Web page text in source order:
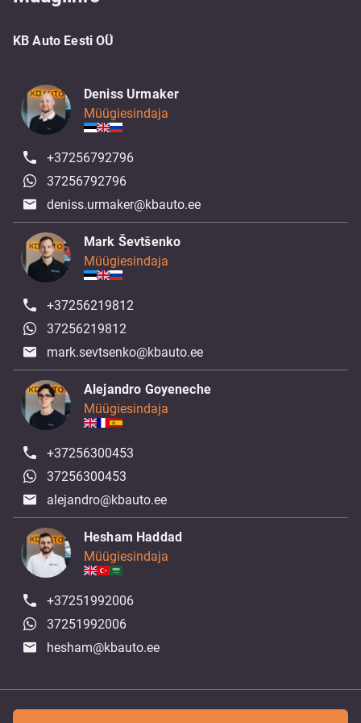
KB Auto Eesti OÜ
Deniss Urmaker
Müügiesindaja
+37256792796
37256792796
deniss.urmaker@kbauto.ee
Mark Ševtšenko
Müügiesindaja
+37256219812
37256219812
mark.sevtsenko@kbauto.ee
Alejandro Goyeneche
Müügiesindaja
+37256300453
37256300453
alejandro@kbauto.ee
Hesham Haddad
Müügiesindaja
+37251992006
37251992006
hesham@kbauto.ee